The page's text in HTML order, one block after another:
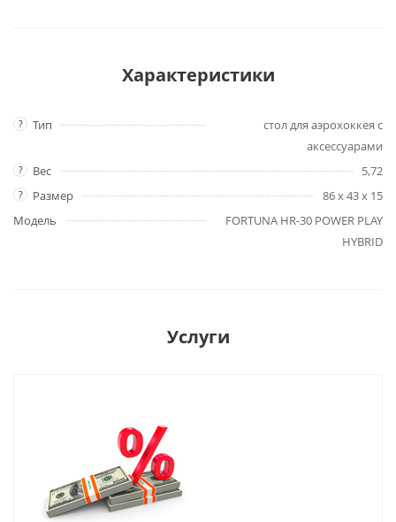
Характеристики
? Тип
стол для аэрохоккея с
аксессуарами
? Вес 5,72
? Размер
86 х 43 х 15
Модель
FORTUNA HR-30 POWER PLAY
HYBRID
Услуги